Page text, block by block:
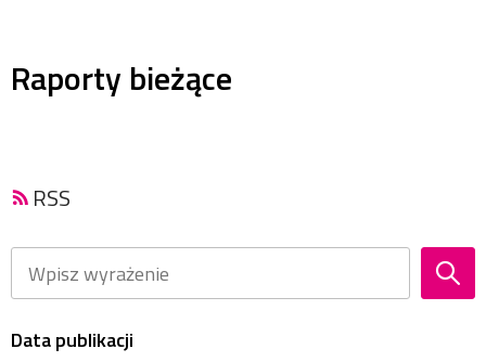
Raporty bieżące
RSS
Data publikacji